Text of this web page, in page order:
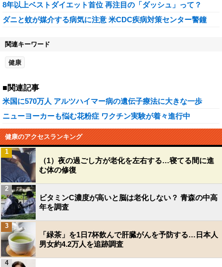
8年以上ベストダイエット首位 再注目の「ダッシュ」って？
ダニと蚊が媒介する病気に注意 米CDC疾病対策センター警鐘
関連キーワード
健康
■関連記事
米国に570万人 アルツハイマー病の遺伝子療法に大きな一歩
ニューヨーカーも悩む花粉症 ワクチン実験が着々進行中
健康のアクセスランキング
（1）夜の過ごし方が老化を左右する…寝てる間に進
む体の修復
1
ビタミンC濃度が高いと脳は老化しない？ 青森の中高
年を調査
2
「緑茶」を1日7杯飲んで肝臓がんを予防する…日本人
男女約4.2万人を追跡調査
3
4